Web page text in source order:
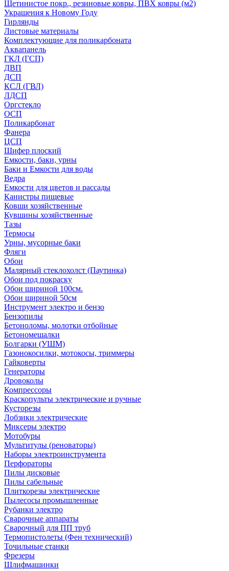
Щетинистое покр., резиновые ковры, ПВХ ковры (м2)
Украшения к Новому Году
Гирлянды
Листовые материалы
Комплектующие для поликарбоната
Аквапанель
ГКЛ (ГСП)
ДВП
ДСП
КСЛ (ГВЛ)
ЛДСП
Оргстекло
ОСП
Поликарбонат
Фанера
ЦСП
Шифер плоский
Емкости, баки, урны
Баки и Емкости для воды
Ведра
Емкости для цветов и рассады
Канистры пищевые
Ковши хозяйственные
Кувшины хозяйственные
Тазы
Термосы
Урны, мусорные баки
Фляги
Обои
Малярный стеклохолст (Паутинка)
Обои под покраску
Обои шириной 100см.
Обои шириной 50см
Инструмент электро и бензо
Бензопилы
Бетоноломы, молотки отбойные
Бетономешалки
Болгарки (УШМ)
Газонокосилки, мотокосы, триммеры
Гайковерты
Генераторы
Дровоколы
Компрессоры
Краскопульты электрические и ручные
Кусторезы
Лобзики электрические
Миксеры электро
Мотобуры
Мультитулы (реноваторы)
Наборы электроинструмента
Перфораторы
Пилы дисковые
Пилы сабельные
Плиткорезы электрические
Пылесосы промышленные
Рубанки электро
Сварочные аппараты
Сварочный для ПП труб
Термопистолеты (Фен технический)
Точильные станки
Фрезеры
Шлифмашинки